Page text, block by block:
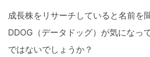
成長株をリサーチしていると名前を
DDOG（データドッグ）が気になっ
ではないでしょうか？